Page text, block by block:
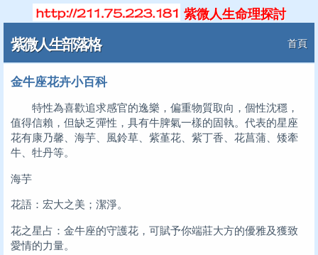
紫微人生命理探討
紫微人生部落格 首頁
金牛座花卉小百科
特性為喜歡追求感官的逸樂，偏重物質取向，個性沈穩，
值得信賴，但缺乏彈性，具有牛脾氣一樣的固執。代表的星座
花有康乃馨、海芋、風鈴草、紫堇花、紫丁香、花菖蒲、矮牽
牛、牡丹等。
海芋
花語：宏大之美；潔淨。
花之星占：金牛座的守護花，可賦予你端莊大方的優雅及獲致
愛情的力量。